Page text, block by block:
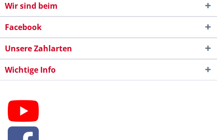
Wir sind beim
Facebook
Unsere Zahlarten
Wichtige Info